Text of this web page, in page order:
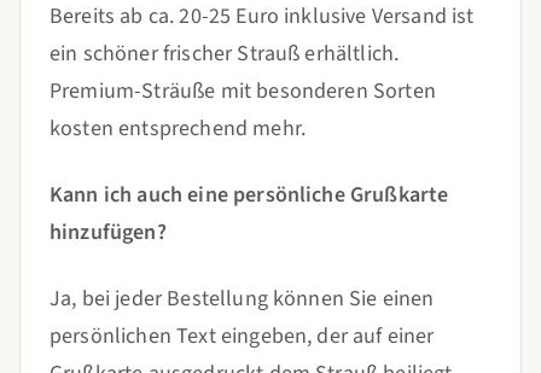
Bereits ab ca. 20-25 Euro inklusive Versand ist
ein schöner frischer Strauß erhältlich.
Premium-Sträuße mit besonderen Sorten
kosten entsprechend mehr.
Kann ich auch eine persönliche Grußkarte
hinzufügen?
Ja, bei jeder Bestellung können Sie einen
persönlichen Text eingeben, der auf einer